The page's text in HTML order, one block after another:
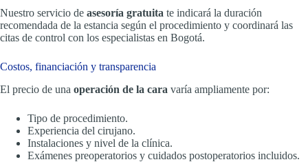
Nuestro servicio de asesoría gratuita te indicará la duración
recomendada de la estancia según el procedimiento y coordinará las
citas de control con los especialistas en Bogotá.
Costos, financiación y transparencia
El precio de una operación de la cara varía ampliamente por:
Tipo de procedimiento.
Experiencia del cirujano.
Instalaciones y nivel de la clínica.
Exámenes preoperatorios y cuidados postoperatorios incluidos.